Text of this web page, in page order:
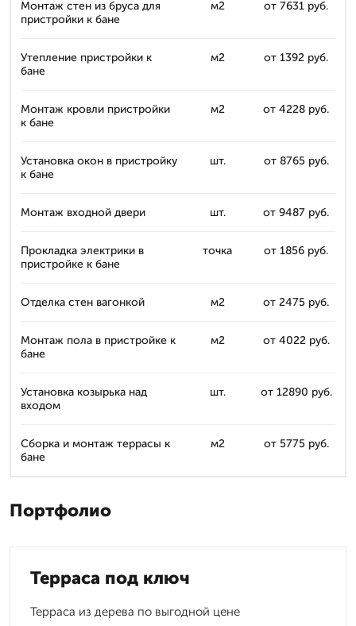
Монтаж стен из бруса для
пристройки к бане
м2 от 7631 руб.
Утепление пристройки к
бане
м2 от 1392 руб.
Монтаж кровли пристройки
к бане
м2 от 4228 руб.
Установка окон в пристройку
к бане
шт. от 8765 руб.
Монтаж входной двери шт. от 9487 руб.
Прокладка электрики в
пристройке к бане
точка от 1856 руб.
Отделка стен вагонкой м2 от 2475 руб.
Монтаж пола в пристройке к
бане
м2 от 4022 руб.
Установка козырька над
входом
шт. от 12890 руб.
Сборка и монтаж террасы к
бане
м2 от 5775 руб.
Портфолио
Терраса под ключ
Терраса из дерева по выгодной цене